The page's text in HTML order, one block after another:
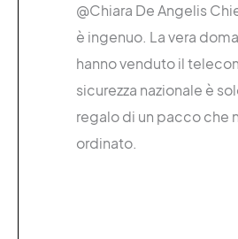
@Chiara De Angelis
è ingenuo. La vera
hanno venduto il
sicurezza nazionale è
regalo di un pacco che
ordinato.